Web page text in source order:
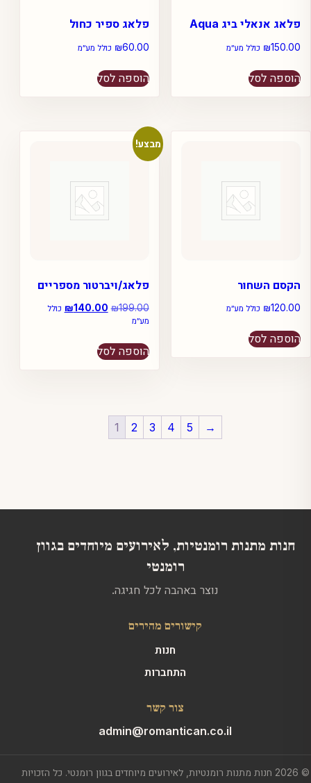
פלאג ספיר כחול
₪60.00 כולל מע״מ
הוספה לסל
פלאג אנאלי ביג Aqua
₪150.00 כולל מע״מ
הוספה לסל
מבצע!
פלאג/ויברטור מספריים
₪199.00
המחיר
₪199.00.
₪140.00
המחיר
כולל
מע״מ
הוספה לסל
הקסם השחור
₪120.00 כולל מע״מ
הוספה לסל
1 2 3 4 5 →
חנות מתנות רומנטיות, לאירועים מיוחדים בגוון
רומנטי
נוצר באהבה לכל חגיגה.
קישורים מהירים
חנות
התחברות
צור קשר
admin@romantican.co.il
© 2026 חנות מתנות רומנטיות, לאירועים מיוחדים בגוון רומנטי. כל הזכויות